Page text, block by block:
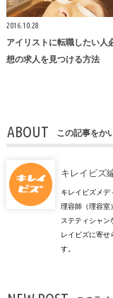
2016.10.28
アイリストに転職したい人
想の求人を見つける方法
ABOUT この記事をか
キレイビズ
キレイビズメデ
理容師（理容室
ステティシャン
レイビズに寄せ
す。